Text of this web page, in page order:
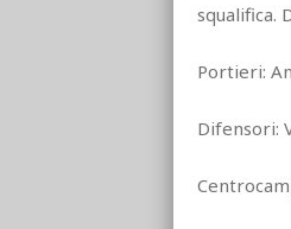
squalifica.
Portieri:
Difensori: